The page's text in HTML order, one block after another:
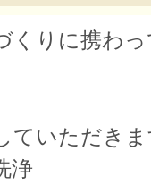
くりに携わ
ていただき
浄